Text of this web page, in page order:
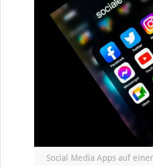
Social Media Apps auf